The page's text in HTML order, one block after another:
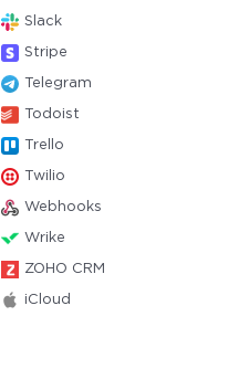
Slack
Stripe
Telegram
Todoist
Trello
Twilio
Webhooks
Wrike
ZOHO CRM
iCloud